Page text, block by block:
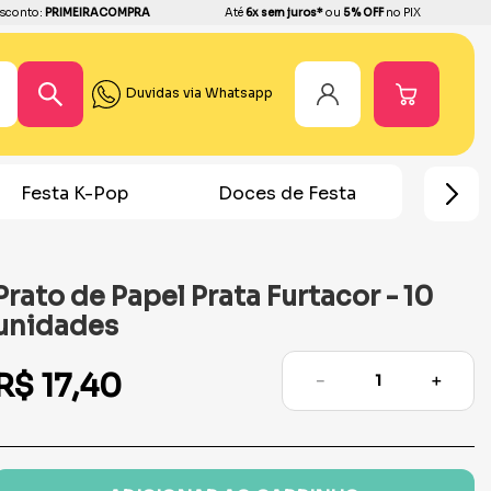
PRIMEIRACOMPRA Até6x sem juros*ou 5% OFFno PIX
Duvidas via Whatsapp
Doces de Festa Lembrancinhas
de Papel Prata Furtacor - 10
17,40 ＋
－